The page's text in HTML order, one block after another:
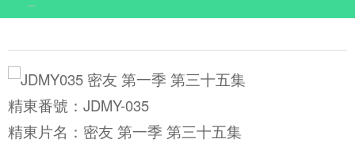
精東番號：JDMY-035
精東片名：密友 第一季 第三十五集